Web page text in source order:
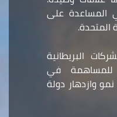
المساعدة على
المتحدة.
البريطانية
للمساهمة في
وازدهار دولة